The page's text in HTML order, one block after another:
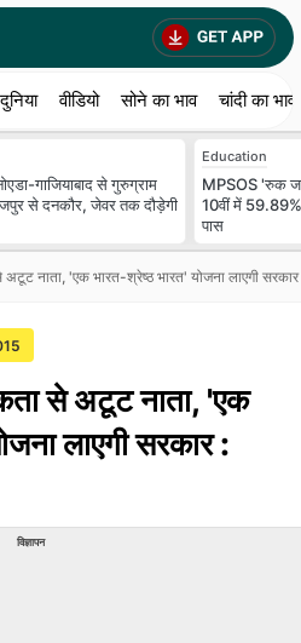
दुनिया वीडियो सोने का भाव चांदी का भाव
गाजियाबाद से गुरुग्राम
से दनकौर, जेवर तक दौड़ेगी
Education
MPSOS 'रुक
10वीं में
पास
नाता, 'एक भारत-श्रेष्‍ठ भारत' योजना लाएगी सरकार
से अटूट नाता, 'एक
लाएगी सरकार :
विज्ञापन